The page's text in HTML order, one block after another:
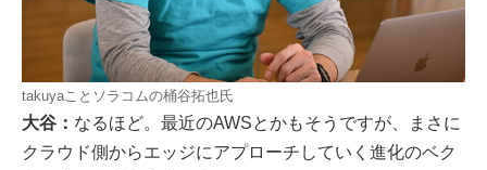
takuyaことソラコムの桶谷拓也氏
大谷： なるほど。最近のAWSとかもそうですが、まさに
クラウド側からエッジにアプローチしていく進化のベク